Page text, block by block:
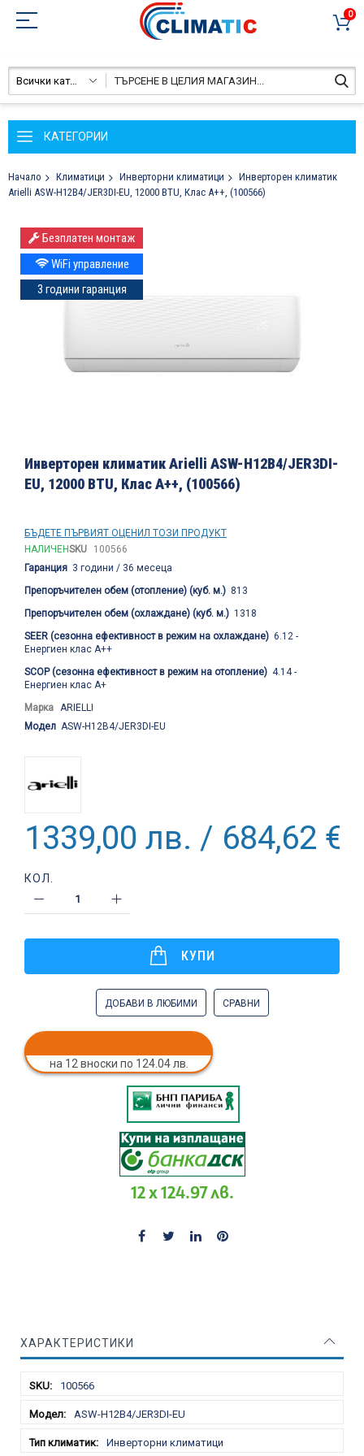
0
Всички категории
КАТЕГОРИИ
Начало Климатици Инверторни климатици
Инверторен климатик
Arielli ASW-H12B4/JER3DI-EU, 12000 BTU, Клас A++, (100566)
Преминете
към
края
на
галерията
на
Безплатен монтаж
WiFi управление
3 години гаранция
към
началото
на
снимки
Инверторен климатик Arielli ASW-H12B4/JER3DI-
EU, 12000 BTU, Клас A++, (100566)
БЪДЕТЕ ПЪРВИЯТ ОЦЕНИЛ ТОЗИ ПРОДУКТ
НАЛИЧЕНSKU
100566
Гаранция 3 години / 36 месеца
Препоръчителен обем (отопление) (куб. м.) 813
Препоръчителен обем (охлаждане) (куб. м.) 1318
SEER (сезонна ефективност в режим на охлаждане) 6.12 -
Енергиен клас A++
SCOP (сезонна ефективност в режим на отопление) 4.14 -
Енергиен клас A+
Марка
ARIELLI
Модел ASW-H12B4/JER3DI-EU
1339,00 лв. / 684,62 €
КОЛ.
КУПИ
ДОБАВИ В ЛЮБИМИ СРАВНИ
на 12 вноски по 124.04 лв.
12 x 124.97 лв.
ХАРАКТЕРИСТИКИ
100566
ASW-H12B4/JER3DI-EU
Инверторни климатици